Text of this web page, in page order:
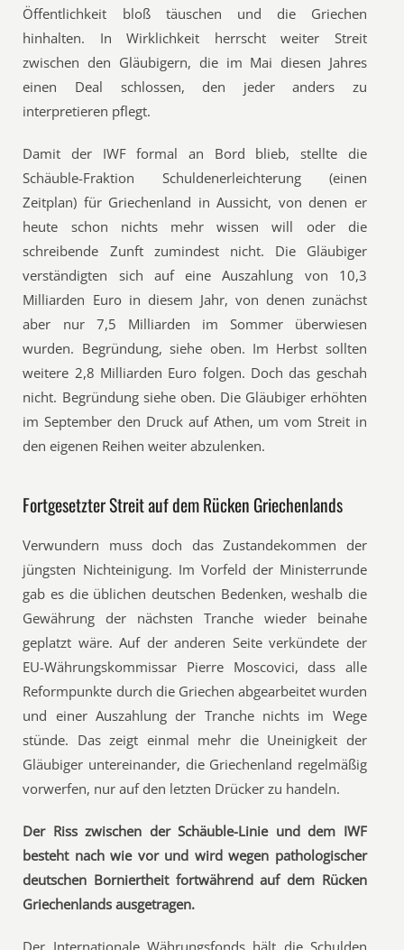
Öffentlichkeit bloß täuschen und die Griechen
hinhalten. In Wirklichkeit herrscht weiter Streit
zwischen den Gläubigern, die im Mai diesen Jahres
einen Deal schlossen, den jeder anders zu
interpretieren pflegt.
Damit der IWF formal an Bord blieb, stellte die
Schäuble-Fraktion Schuldenerleichterung (einen
Zeitplan) für Griechenland in Aussicht, von denen er
heute schon nichts mehr wissen will oder die
schreibende Zunft zumindest nicht. Die Gläubiger
verständigten sich auf eine Auszahlung von 10,3
Milliarden Euro in diesem Jahr, von denen zunächst
aber nur 7,5 Milliarden im Sommer überwiesen
wurden. Begründung, siehe oben. Im Herbst sollten
weitere 2,8 Milliarden Euro folgen. Doch das geschah
nicht. Begründung siehe oben. Die Gläubiger erhöhten
im September den Druck auf Athen, um vom Streit in
den eigenen Reihen weiter abzulenken.
Fortgesetzter Streit auf dem Rücken Griechenlands
Verwundern muss doch das Zustandekommen der
jüngsten Nichteinigung. Im Vorfeld der Ministerrunde
gab es die üblichen deutschen Bedenken, weshalb die
Gewährung der nächsten Tranche wieder beinahe
geplatzt wäre. Auf der anderen Seite verkündete der
EU-Währungskommissar Pierre Moscovici, dass alle
Reformpunkte durch die Griechen abgearbeitet wurden
und einer Auszahlung der Tranche nichts im Wege
stünde. Das zeigt einmal mehr die Uneinigkeit der
Gläubiger untereinander, die Griechenland regelmäßig
vorwerfen, nur auf den letzten Drücker zu handeln.
Der Riss zwischen der Schäuble-Linie und dem IWF
besteht nach wie vor und wird wegen pathologischer
deutschen Borniertheit fortwährend auf dem Rücken
Griechenlands ausgetragen.
Der Internationale Währungsfonds hält die Schulden